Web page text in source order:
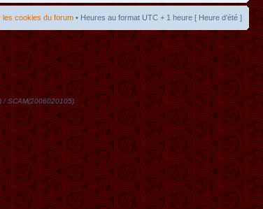
les cookies du forum • Heures au format UTC + 1 heure [ Heure d’été ]
/ SCAM(2006020105)